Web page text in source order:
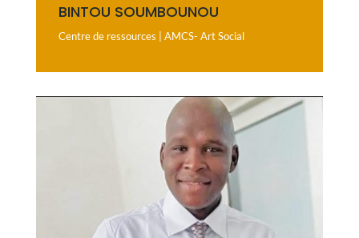
BINTOU SOUMBOUNOU
Centre de ressources | AMCS- Art Social